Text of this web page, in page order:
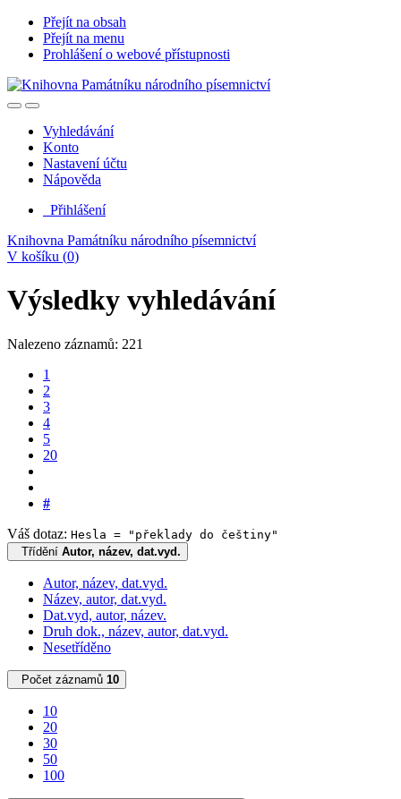
Přejít na obsah
Přejít na menu
Prohlášení o webové přístupnosti
Vyhledávání
Konto
Nastavení účtu
Nápověda
Přihlášení
Knihovna Památníku národního písemnictví
V košíku (0)
Výsledky vyhledávání
Nalezeno záznamů: 221
1
2
3
4
5
20
#
Váš dotaz: Hesla = "překlady do češtiny"
Třídění Autor, název, dat.vyd.
Autor, název, dat.vyd.
Název, autor, dat.vyd.
Dat.vyd, autor, název.
Druh dok., název, autor, dat.vyd.
Nesetříděno
Počet záznamů 10
10
20
30
50
100